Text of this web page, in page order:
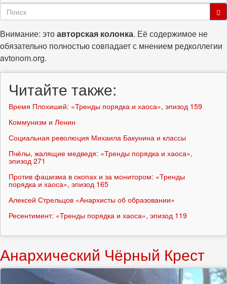
Форма
поиска
Внимание: этоавторская колонка. Её содержимое не
обязательно полностью совпадает с мнением редколлегии
avtonom.org.
Читайте также:
Время Плохишей: «Тренды порядка и хаоса», эпизод 159
Коммунизм и Ленин
Социальная революция Михаила Бакунина и классы
Пчёлы, жалящие медведя: «Тренды порядка и хаоса»,
эпизод 271
Против фашизма в окопах и за монитором: «Тренды
порядка и хаоса», эпизод 165
Алексей Стрельцов «Анархисты об образовании»
Ресентимент: «Тренды порядка и хаоса», эпизод 119
Анархический Чёрный Крест